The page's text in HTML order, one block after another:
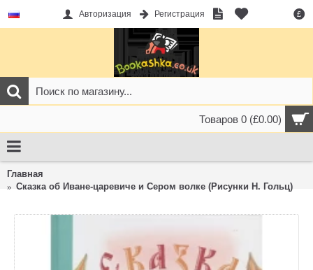
£
Авторизация Регистрация
Товаров 0 (£0.00)
Главная
Сказка об Иване-царевиче и Сером волке (Рисунки Н. Гольц)